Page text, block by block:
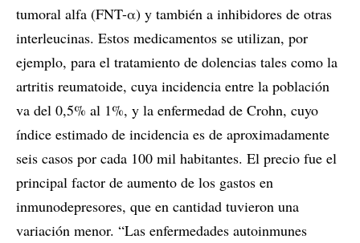
tumoral alfa (FNT-α) y también a inhibidores de otras
interleucinas. Estos medicamentos se utilizan, por
ejemplo, para el tratamiento de dolencias tales como la
artritis reumatoide, cuya incidencia entre la población
va del 0,5% al 1%, y la enfermedad de Crohn, cuyo
índice estimado de incidencia es de aproximadamente
seis casos por cada 100 mil habitantes. El precio fue el
principal factor de aumento de los gastos en
inmunodepresores, que en cantidad tuvieron una
variación menor. “Las enfermedades autoinmunes